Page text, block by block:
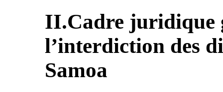
II.Cadre juridique
l’interdiction des
Samoa